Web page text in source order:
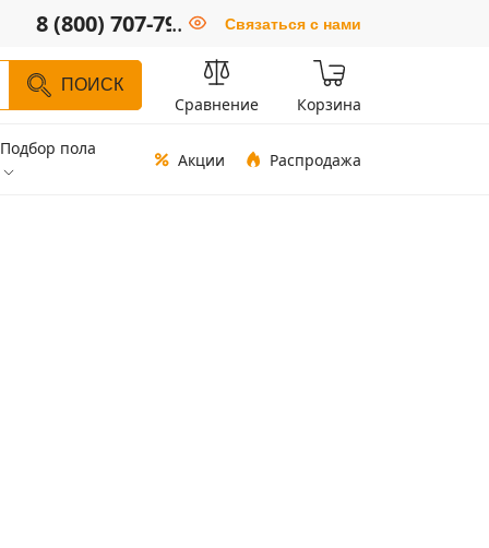
8 (800) 707-79-66
.. Связаться с нами
ПОИСК
Сравнение Корзина
Подбор пола
Акции Распродажа